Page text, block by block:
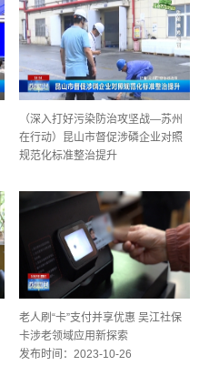
（深入打好污染防治攻坚战—苏州
在行动）昆山市督促涉磷企业对照
规范化标准整治提升
老人刷“卡”支付并享优惠 吴江社保
卡涉老领域应用新探索
发布时间：2023-10-26